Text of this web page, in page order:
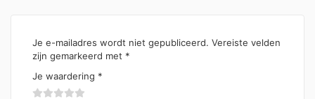
Je e-mailadres wordt niet gepubliceerd. Vereiste velden
zijn gemarkeerd met *
Je waardering *